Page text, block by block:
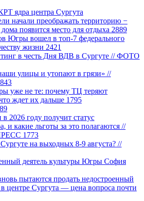
ядра центра Сургута
начали преображать территорию −
дома появится место для отдыха 2889
Югры вошел в топ-7 федерального
жизни 2421
в честь Дня ВДВ в Сургуте // ФОТО
улицы и утопают в грязи» //
уже не те: почему ТЦ теряют
ждет их дальше 1795
2026 году получит статус
и какие льготы за это полагаются //
1773
на выходных 8-9 августа? //
деятель культуры Югры София
пытаются продать недостроенный
центре Сургута — цена вопроса почти